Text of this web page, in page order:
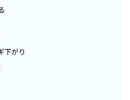
下がり